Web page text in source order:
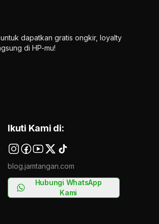
dapatkan gratis ongkir, loyalty
di HP-mu!
Ikuti Kami di:
blog.jamtangan.com
Hubungi WhatsApp
Kami